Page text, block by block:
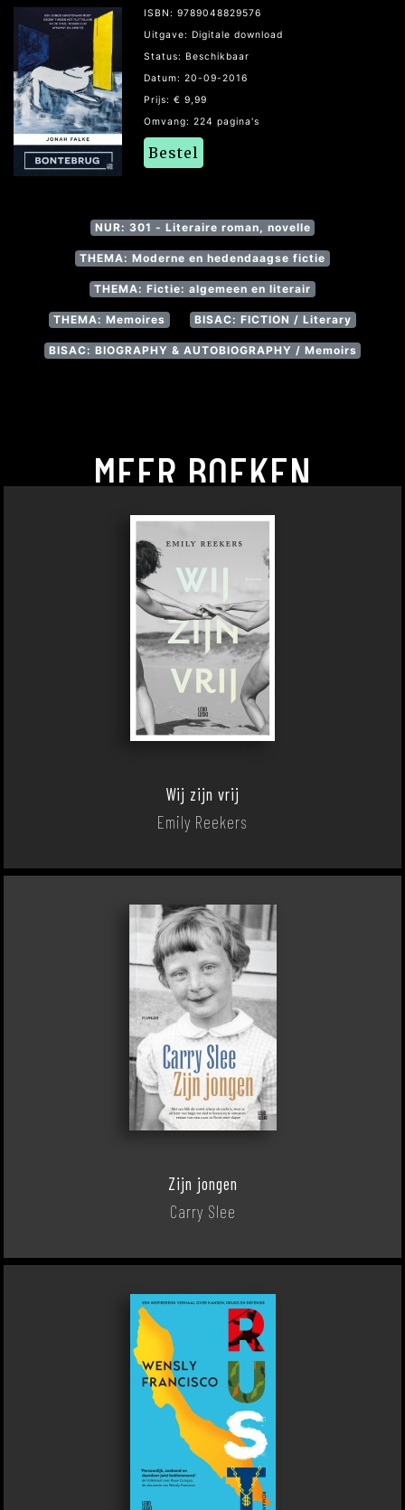
ISBN: 9789048829576
Uitgave: Digitale download
Status: Beschikbaar
Datum: 20-09-2016
Prijs: € 9,99
Omvang: 224 pagina's
Bestel
NUR: 301 - Literaire roman, novelle
THEMA: Moderne en hedendaagse fictie
THEMA: Fictie: algemeen en literair
THEMA: Memoires BISAC: FICTION / Literary
BISAC: BIOGRAPHY & AUTOBIOGRAPHY / Memoirs
MEER BOEKEN
Wij zijn vrij
Emily Reekers
Zijn jongen
Carry Slee